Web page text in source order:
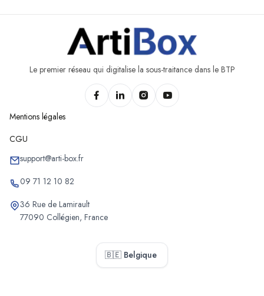
Le premier réseau qui digitalise la sous-traitance dans le BTP
Mentions légales
CGU
support@arti-box.fr
09 71 12 10 82
36 Rue de Lamirault
77090 Collégien, France
🇧🇪 Belgique